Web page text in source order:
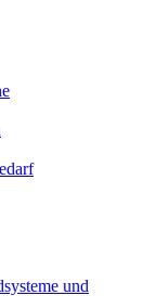
und